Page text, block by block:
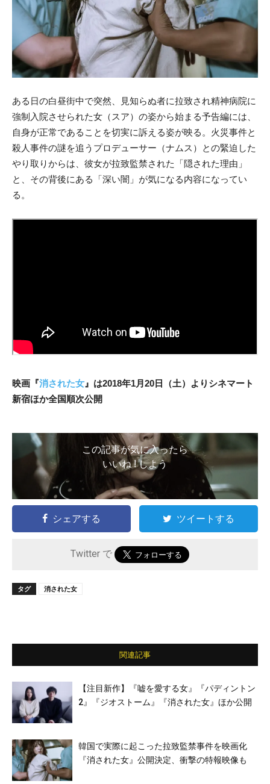
ある日の白昼街中で突然、見知らぬ者に拉致され精神病院に
強制入院させられた女（スア）の姿から始まる予告編には、
自身が正常であることを切実に訴える姿が映る。火災事件と
殺人事件の謎を追うプロデューサー（ナムス）との緊迫した
やり取りからは、彼女が拉致監禁された「隠された理由」
と、その背後にある「深い闇」が気になる内容になってい
る。
映画『消された女 』は2018年1月20日（土）よりシネマート
新宿ほか全国順次公開
この記事が気に入ったら
いいね ! しよう
シェアする ツイートする
Twitter で
タグ 消された女
関連記事
【注目新作】『嘘を愛する女』『パディントン
2』『ジオストーム』『消された女』ほか公開
韓国で実際に起こった拉致監禁事件を映画化
『消された女』公開決定、衝撃の特報映像も